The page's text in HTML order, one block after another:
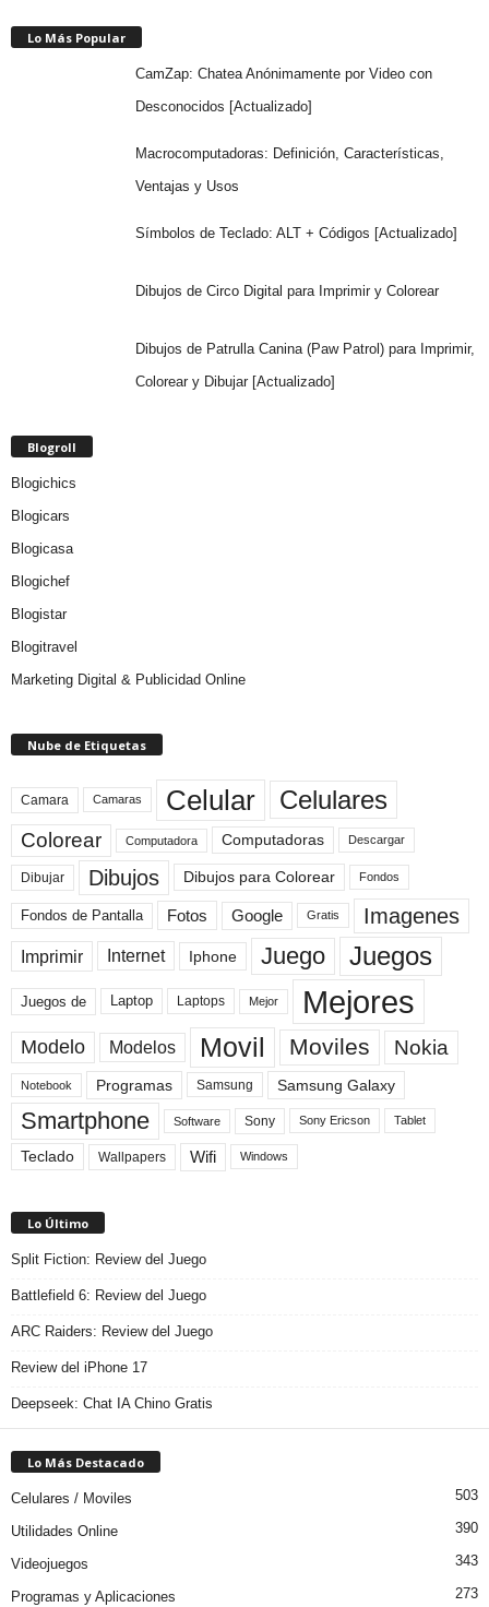
Lo Más Popular
CamZap: Chatea Anónimamente por Video con
Desconocidos [Actualizado]
Macrocomputadoras: Definición, Características,
Ventajas y Usos
Símbolos de Teclado: ALT + Códigos [Actualizado]
Dibujos de Circo Digital para Imprimir y Colorear
Dibujos de Patrulla Canina (Paw Patrol) para Imprimir,
Colorear y Dibujar [Actualizado]
Blogroll
Blogichics
Blogicars
Blogicasa
Blogichef
Blogistar
Blogitravel
Marketing Digital & Publicidad Online
Nube de Etiquetas
Camara Camaras Celular Celulares
Colorear Computadora Computadoras Descargar
Dibujar Dibujos Dibujos para Colorear Fondos
Fondos de Pantalla Fotos Google Gratis Imagenes
Imprimir Internet Iphone Juego Juegos
Juegos de Laptop Laptops Mejor Mejores
Modelo Modelos Movil Moviles Nokia
Notebook Programas Samsung Samsung Galaxy
Smartphone Software Sony Sony Ericson Tablet
Teclado Wallpapers Wifi Windows
Lo Último
Split Fiction: Review del Juego
Battlefield 6: Review del Juego
ARC Raiders: Review del Juego
Review del iPhone 17
Deepseek: Chat IA Chino Gratis
Lo Más Destacado
Celulares / Moviles 503
Utilidades Online 390
Videojuegos 343
Programas y Aplicaciones 273